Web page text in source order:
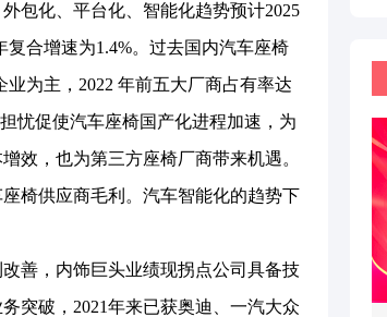
化、平台化、智能化趋势预计2025
复合增速为1.4%。过去国内汽车座椅
为主，2022 年前五大厂商占有率达
忧促使汽车座椅国产化进程加速，为
效，也为第三方座椅厂商带来机遇。
椅供应商毛利。汽车智能化的趋势下
，内饰巨头业绩现拐点公司具备技
突破，2021年来已获奥迪、一汽大众